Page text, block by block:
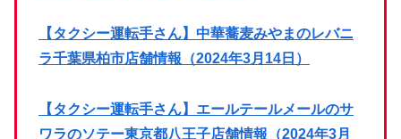
【タクシー運転手さん】中華蕎麦みやまのレバニ
ラ千葉県柏市店舗情報（2024年3月14日）
【タクシー運転手さん】エールテールメールのサ
ワラのソテー東京都八王子店舗情報（2024年3月